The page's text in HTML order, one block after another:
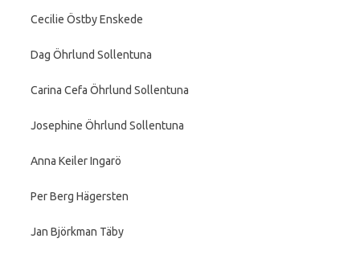
Cecilie Östby Enskede
Dag Öhrlund Sollentuna
Carina Cefa Öhrlund Sollentuna
Josephine Öhrlund Sollentuna
Anna Keiler Ingarö
Per Berg Hägersten
Jan Björkman Täby